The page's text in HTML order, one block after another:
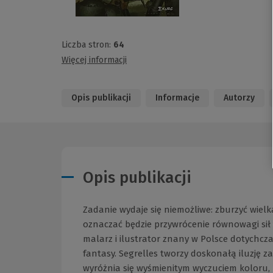
Liczba stron: 64
Więcej informacji
Opis publikacji Informacje Autorzy
Opis publikacji
Zadanie wydaje się niemożliwe: zburzyć
oznaczać będzie przywrócenie równowagi
malarz i ilustrator znany w Polsce
fantasy. Segrelles tworzy doskonałą iluzję
wyróżnia się wyśmienitym wyczuciem